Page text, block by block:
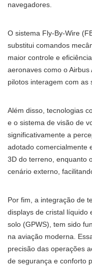
navegadores.
O sistema Fly-By-Wire
substitui comandos
maior controle e
aeronaves como o
pilotos interagem com as
Além disso, tecnologias
e o sistema de visão de
significativamente a
adotado comercialmente
3D do terreno, enquanto
cenário externo,
Por fim, a integração de
displays de cristal líquido
solo (GPWS), tem sido
na aviação moderna.
precisão das operações
de segurança e conforto